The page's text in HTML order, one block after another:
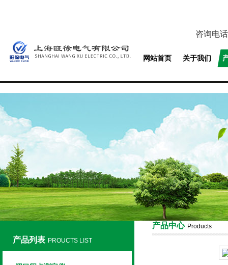
咨询电
网站首页 关于我们
产品列表 PROUCTS LIST
产品中心 Products